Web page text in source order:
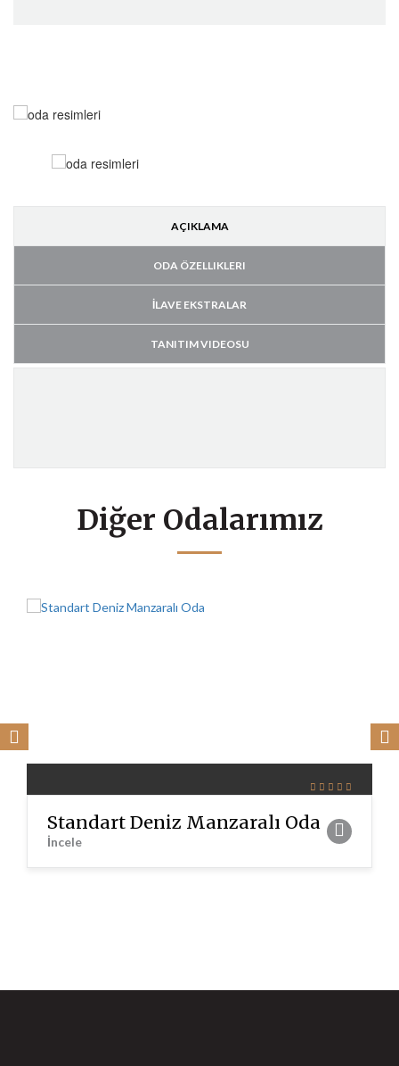
AÇIKLAMA
ODA ÖZELLIKLERI
İLAVE EKSTRALAR
TANITIM VIDEOSU
Diğer Odalarımız
Standart Deniz Manzaralı Oda
İncele